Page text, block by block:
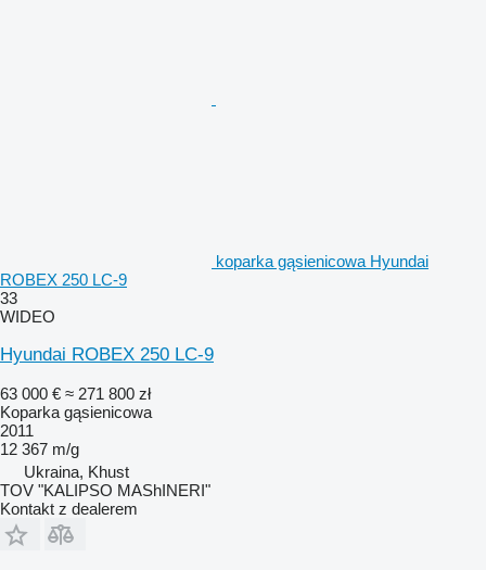
koparka gąsienicowa Hyundai
ROBEX 250 LC-9
33
WIDEO
Hyundai ROBEX 250 LC-9
63 000 € ≈ 271 800 zł
Koparka gąsienicowa
2011
12 367 m/g
Ukraina, Khust
TOV "KALIPSO MAShINERI"
Kontakt z dealerem